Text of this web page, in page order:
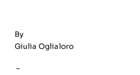
By
Giulia Oglialoro
–